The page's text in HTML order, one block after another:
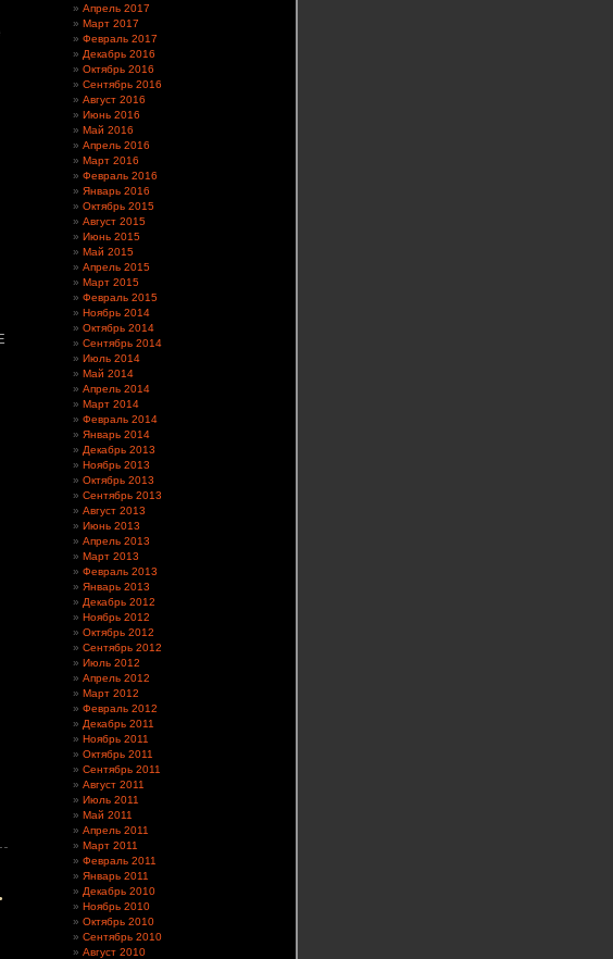
Апрель 2017
Март 2017
Февраль 2017
Декабрь 2016
Октябрь 2016
Сентябрь 2016
Август 2016
Июнь 2016
Май 2016
Апрель 2016
Март 2016
Февраль 2016
Январь 2016
Октябрь 2015
Август 2015
Июнь 2015
Май 2015
Апрель 2015
Март 2015
Февраль 2015
Ноябрь 2014
Октябрь 2014
Сентябрь 2014
Июль 2014
Май 2014
Апрель 2014
Март 2014
Февраль 2014
Январь 2014
Декабрь 2013
Ноябрь 2013
Октябрь 2013
Сентябрь 2013
Август 2013
Июнь 2013
Апрель 2013
Март 2013
Февраль 2013
Январь 2013
Декабрь 2012
Ноябрь 2012
Октябрь 2012
Сентябрь 2012
Июль 2012
Апрель 2012
Март 2012
Февраль 2012
Декабрь 2011
Ноябрь 2011
Октябрь 2011
Сентябрь 2011
Август 2011
Июль 2011
Май 2011
Апрель 2011
Март 2011
Февраль 2011
Январь 2011
Декабрь 2010
Ноябрь 2010
Октябрь 2010
Сентябрь 2010
Август 2010